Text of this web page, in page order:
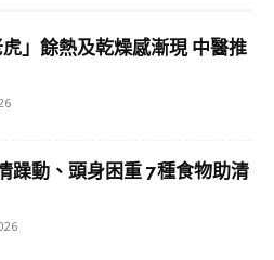
」餘熱及乾燥感漸現 中醫推
躁動、頭身困重 7種食物助清